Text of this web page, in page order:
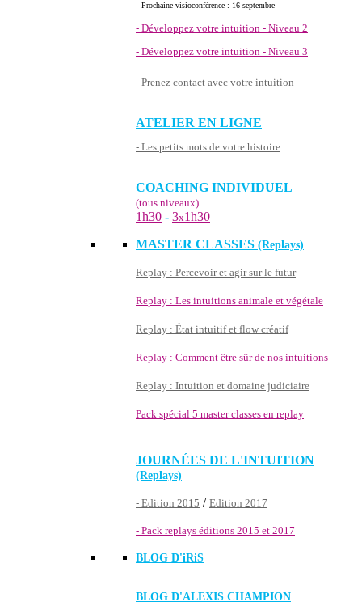
Prochaine visioconférence : 16 septembre
- Développez votre intuition - Niveau 2
- Développez votre intuition - Niveau 3
- Prenez contact avec votre intuition
ATELIER EN LIGNE
- Les petits mots de votre histoire
COACHING INDIVIDUEL
(tous niveaux)
1h30 - 3x1h30
MASTER CLASSES (Replays)
Replay : Percevoir et agir sur le futur
Replay : Les intuitions animale et végétale
Replay : État intuitif et flow créatif
Replay : Comment être sûr de nos intuitions
Replay : Intuition et domaine judiciaire
Pack spécial 5 master classes en replay
JOURNÉES DE L'INTUITION
(Replays)
- Edition 2015 / Edition 2017
- Pack replays éditions 2015 et 2017
BLOG D'iRiS
BLOG D'ALEXIS CHAMPION